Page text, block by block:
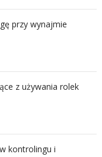
przy wynajmie
z używania rolek
kontrolingu i